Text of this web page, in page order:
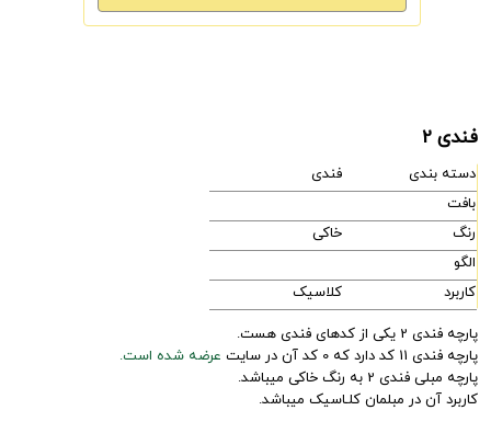
فندی 2
دسته بندی
فندی
بافت
رنگ
خاکی
الگو
کاربرد
کلاسیک
پارچه فندی 2 یکی از کدهای فندی هست.
پارچه فندی 11 کد دارد که 0 کد آن در سایت
عرضه شده است.
پارچه مبلی فندی 2 به رنگ خاکی میباشد.
کاربرد آن در مبلمان کلـاسیک میباشد.